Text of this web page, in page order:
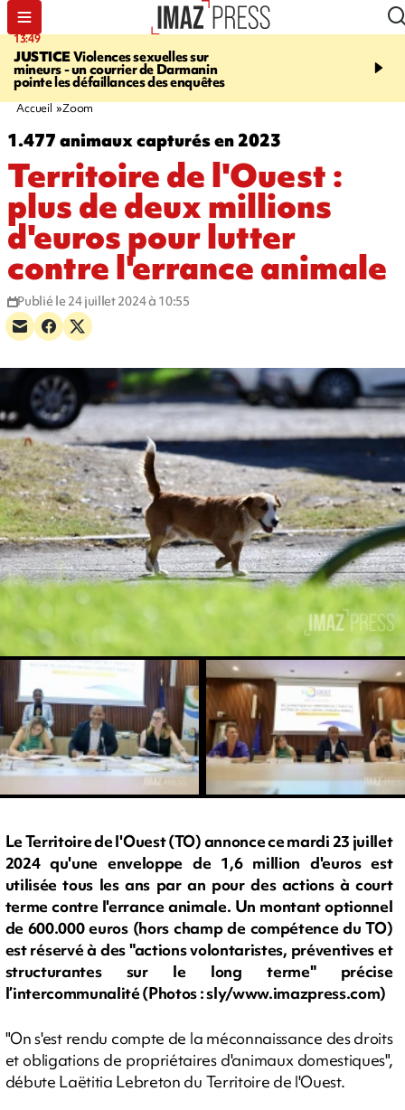
13:49
JUSTICEViolences sexuelles sur
mineurs - un courrier de Darmanin
pointe les défaillances des enquêtes
17:59
Corniche - la route du
Accueil Zoom
1.477 animaux capturés en 2023
Territoire de l'Ouest :
plus de deux millions
d'euros pour lutter
contre l'errance animale
Publié le 24 juillet 2024 à 10:55
Le Territoire de l'Ouest (TO) annonce ce mardi 23 juillet
2024 qu'une enveloppe de 1,6 million d'euros est
utilisée tous les ans par an pour des actions à court
terme contre l'errance animale. Un montant optionnel
de 600.000 euros (hors champ de compétence du TO)
est réservé à des "actions volontaristes, préventives et
structurantes sur le long terme" précise
l’intercommunalité (Photos : sly/www.imazpress.com)
"On s'est rendu compte de la méconnaissance des droits
et obligations de propriétaires d'animaux domestiques",
débute Laëtitia Lebreton du Territoire de l'Ouest.